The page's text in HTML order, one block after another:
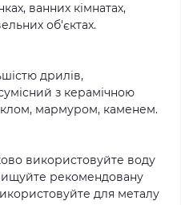
ванних кімнатах,
об'єктах.
дрилів,
з керамічною
мармуром, каменем.
використовуйте воду
рекомендовану
для металу